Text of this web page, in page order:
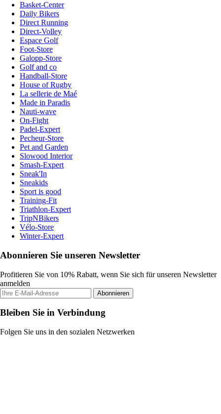
Basket-Center
Daily Bikers
Direct Running
Direct-Volley
Espace Golf
Foot-Store
Galopp-Store
Golf and co
Handball-Store
House of Rugby
La sellerie de Maé
Made in Paradis
Nauti-wave
On-Fight
Padel-Expert
Pecheur-Store
Pet and Garden
Slowood Interior
Smash-Expert
Sneak'In
Sneakids
Sport is good
Training-Fit
Triathlon-Expert
TripNBikers
Vélo-Store
Winter-Expert
Abonnieren Sie unseren Newsletter
Profitieren Sie von 10% Rabatt, wenn Sie sich für unseren Newsletter
anmelden
Abonnieren
Bleiben Sie in Verbindung
Folgen Sie uns in den sozialen Netzwerken